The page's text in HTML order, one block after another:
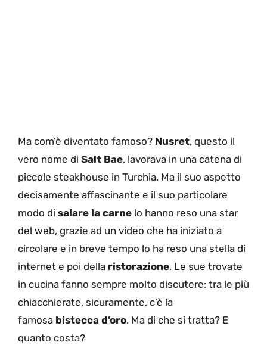
Ma com’è diventato famoso? Nusret, questo il
vero nome di Salt Bae, lavorava in una catena di
piccole steakhouse in Turchia. Ma il suo aspetto
decisamente affascinante e il suo particolare
modo di salare la carne lo hanno reso una star
del web, grazie ad un video che ha iniziato a
circolare e in breve tempo lo ha reso una stella di
internet e poi della ristorazione. Le sue trovate
in cucina fanno sempre molto discutere: tra le più
chiacchierate, sicuramente, c’è la
famosa bistecca d’oro. Ma di che si tratta? E
quanto costa?